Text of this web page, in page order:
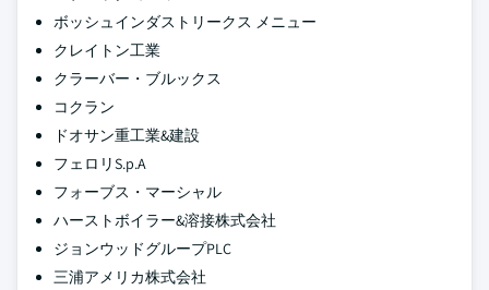
ボッシュインダストリークス メニュー
クレイトン工業
クラーバー・ブルックス
コクラン
ドオサン重工業&建設
フェロリS.p.A
フォーブス・マーシャル
ハーストボイラー&溶接株式会社
ジョンウッドグループPLC
三浦アメリカ株式会社